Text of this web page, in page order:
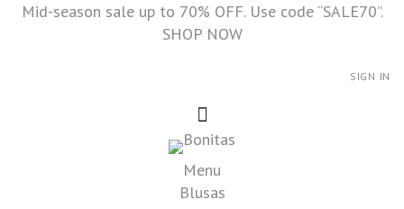
Mid-season sale up to 70% OFF. Use code “SALE70”.
SHOP NOW
SIGN IN
Menu
Blusas